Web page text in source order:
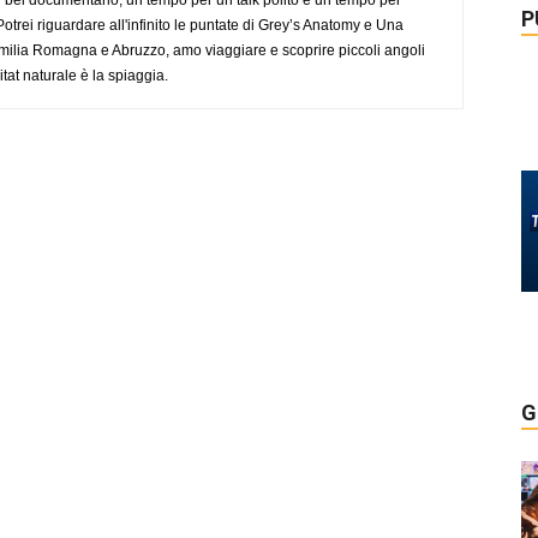
riguardare all'infinito le puntate di Grey’s Anatomy e Una
Romagna e Abruzzo, amo viaggiare e scoprire piccoli angoli
naturale è la spiaggia.